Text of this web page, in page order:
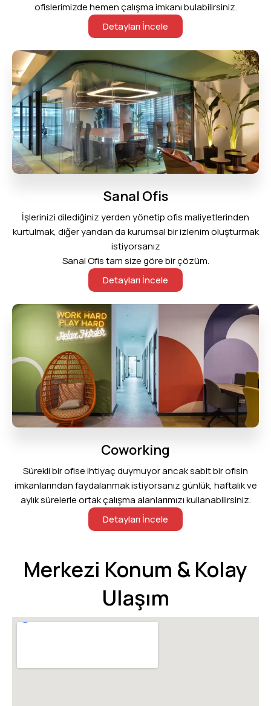
ofislerimizde hemen çalışma imkanı bulabilirsiniz.
Detayları İncele
Sanal Ofis
İşlerinizi dilediğiniz yerden yönetip ofis maliyetlerinden
kurtulmak, diğer yandan da kurumsal bir izlenim oluşturmak
istiyorsanız
Sanal Ofis tam size göre bir çözüm.
Detayları İncele
Coworking
Sürekli bir ofise ihtiyaç duymuyor ancak sabit bir ofisin
imkanlarından faydalanmak istiyorsanız günlük, haftalık ve
aylık sürelerle ortak çalışma alanlarımızı kullanabilirsiniz.
Detayları İncele
Merkezi Konum & Kolay
Ulaşım